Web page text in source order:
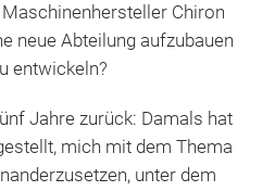
Chiron
neue Abteilung aufzubauen
entwickeln?
Jahre zurück: Damals hat
mich mit dem Thema
unter dem